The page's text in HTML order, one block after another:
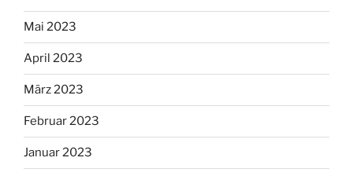
Mai 2023
April 2023
März 2023
Februar 2023
Januar 2023